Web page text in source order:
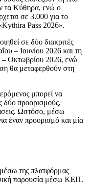
τα Κύθηρα, ενώ ο
σε 3.000 για το
Pass 2026».
σε δύο διακριτές
– Ιουνίου 2026 και τη
– Οκτωβρίου 2026, ενώ
θα μεταφερθούν στη
μπορεί να
δύο προορισμούς,
Ωστόσο, μέσω
έναν προορισμό και μία
μέσω της πλατφόρμας
παρουσία μέσω ΚΕΠ.